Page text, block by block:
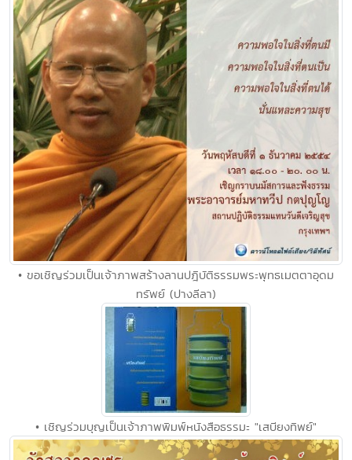
• ขอเชิญร่วมเป็นเจ้าภาพสร้างลานปฎิบัติธรรมพระพุทธเมตตาอุดม
ทรัพย์ (ปางลีลา)
• เชิญร่วมบุญเป็นเจ้าภาพพิมพ์หนังสือธรรมะ "เสบียงทิพย์"